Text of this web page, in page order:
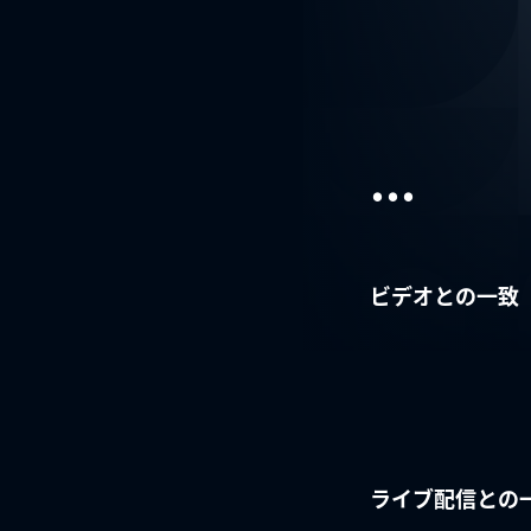
...
ビデオとの一致
ライブ配信との